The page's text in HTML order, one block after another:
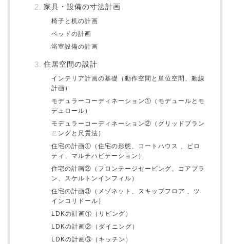
家具・設備の寸法計画
椅子と机の計画
ベッドの計画
浴室設備の計画
住居空間の設計
インテリア計画の基礎（動作空間と単位空間、動線
計画）
モデュラーコーディネーション①（モデュールとモ
デュロール）
モデュラーコーディネーション②（グリッドプラン
ニングと尺貫法）
住宅の計画①（住宅の形態、コートハウス 、ピロ
ティ、マルチハビテーション）
住宅の計画②（フロンテージセービング、コアプラ
ン、スケルトンインフィル）
住宅の計画③（メゾネット、スキップフロア 、ツ
インコリドール）
LDKの計画①（リビング）
LDKの計画②（ダイニング）
LDKの計画③（キッチン）